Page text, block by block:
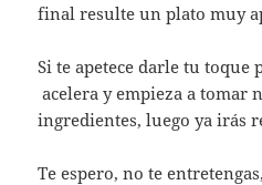
final resulte un plato muy
Si te apetece darle tu toque
acelera y empieza a tomar
ingredientes, luego ya irás
Te espero, no te